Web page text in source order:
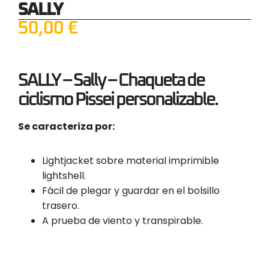
SALLY
50,00 €
SALLY – Sally – Chaqueta de
ciclismo Pissei personalizable.
Se caracteriza por:
Lightjacket sobre material imprimible
lightshell.
Fácil de plegar y guardar en el bolsillo
trasero.
A prueba de viento y transpirable.